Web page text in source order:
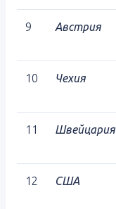
9 Австрия
10 Чехия
11 Швейцария
12 США